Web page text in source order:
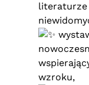
literaturze
wzroku,